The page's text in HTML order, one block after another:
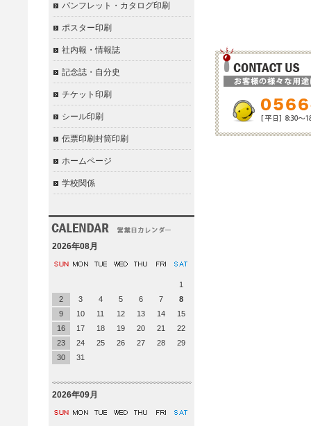
パンフレット・カタログ印刷
ポスター印刷
社内報・情報誌
記念誌・自分史
チケット印刷
シール印刷
伝票印刷封筒印刷
ホームページ
学校関係
2026年08月
1
2
3 4 5 6 7
8
9
10 11 12 13 14
15
16
17 18 19 20 21
22
23
24 25 26 27 28
29
30
31
2026年09月